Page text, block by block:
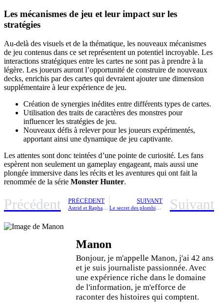
Les mécanismes de jeu et leur impact sur les
stratégies
Au-delà des visuels et de la thématique, les nouveaux mécanismes
de jeu contenus dans ce set représentent un potentiel incroyable. Les
interactions stratégiques entre les cartes ne sont pas à prendre à la
légère. Les joueurs auront l’opportunité de construire de nouveaux
decks, enrichis par des cartes qui devraient ajouter une dimension
supplémentaire à leur expérience de jeu.
Création de synergies inédites entre différents types de cartes.
Utilisation des traits de caractères des monstres pour
influencer les stratégies de jeu.
Nouveaux défis à relever pour les joueurs expérimentés,
apportant ainsi une dynamique de jeu captivante.
Les attentes sont donc teintées d’une pointe de curiosité. Les fans
espèrent non seulement un gameplay engageant, mais aussi une
plongée immersive dans les récits et les aventures qui ont fait la
renommée de la série Monster Hunter.
Précédent PRÉCÉDENT SUIVANT Suivant
Manon
Bonjour, je m'appelle Manon, j'ai 42 ans
et je suis journaliste passionnée. Avec
une expérience riche dans le domaine
de l'information, je m'efforce de
raconter des histoires qui comptent.